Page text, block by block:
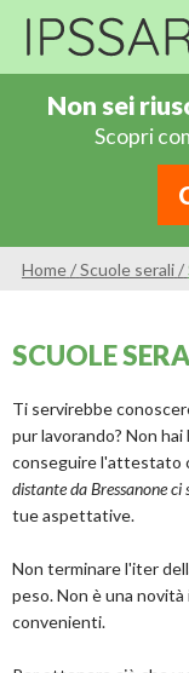
Non sei
Scopri
Home/Scuole serali/
SCUOLE
Ti servirebbe
pur lavorando? Non
conseguire l'attestato
distante da Bressanone
tue aspettative.
Non terminare l'iter
peso. Non è una
convenienti.